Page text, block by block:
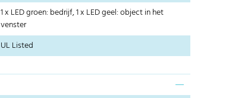
1 x LED groen: bedrijf, 1 x LED geel: object in het
venster
UL Listed